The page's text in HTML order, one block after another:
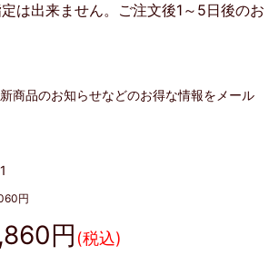
は出来ません。ご注文後1～5日後のお
商品のお知らせなどのお得な情報をメール
円
円 (税込)